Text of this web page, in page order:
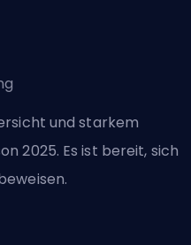
und starkem
2025. Es ist bereit, sich